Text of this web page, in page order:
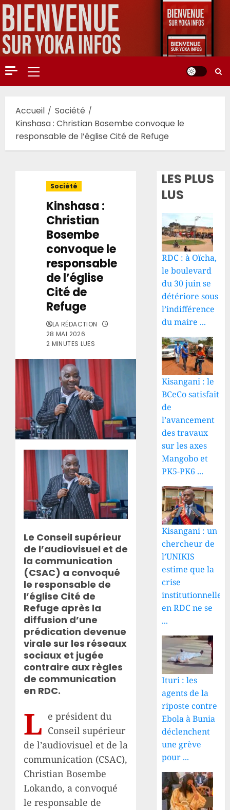
Aller
au
contenu
Menu
principal
Accueil
Société
Kinshasa : Christian Bosembe convoque le
responsable de l’église Cité de Refuge
Société
Kinshasa :
Christian
Bosembe
convoque le
responsable
de l’église
Cité de
Refuge
LA RÉDACTION
28 MAI 2026
2 MINUTES LUES
Le Conseil supérieur
de l’audiovisuel et de
la communication
(CSAC) a convoqué
le responsable de
l’église Cité de
Refuge après la
diffusion d’une
prédication devenue
virale sur les réseaux
sociaux et jugée
contraire aux règles
de communication
en RDC.
L e président du
Conseil supérieur
de l’audiovisuel et de la
communication (CSAC),
Christian Bosembe
Lokando, a convoqué
le responsable de
LES PLUS
LUS
RDC : à Oïcha,
le boulevard
du 30 juin se
détériore sous
l’indifférence
du maire ...
Kisangani : le
BCeCo satisfait
de
l’avancement
des travaux
sur les axes
Mangobo et
PK5-PK6 ...
Kisangani : un
chercheur de
l’UNIKIS
estime que la
crise
institutionnelle
en RDC ne se
...
Ituri : les
agents de la
riposte contre
Ebola à Bunia
déclenchent
une grève
pour ...